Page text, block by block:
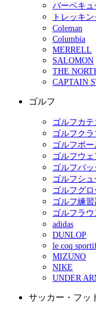
バーベキュ
トレッキ
Coleman
Columbia
MERRELL
SALOMON
THE
CAPTAIN
ゴルフ
ゴルフカ
ゴルフクラ
ゴルフボー
ゴルフウェ
ゴルフバッ
ゴルフシュ
ゴルフグロ
ゴルフ練習
ゴルフラ
adidas
DUNLOP
le coq
MIZUNO
NIKE
UNDER
サッカー・フッ